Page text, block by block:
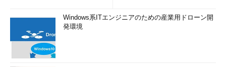
Windows系ITエンジニアのための産業用ドローン開
発環境